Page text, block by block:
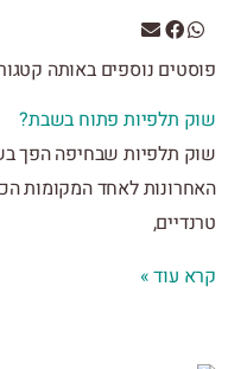
נוספים באותה קטגוריה:
תלפיות פתוח בשבת?
תלפיות שבחיפה הפך בשנים
לאחד המקומות הכי
עוד »